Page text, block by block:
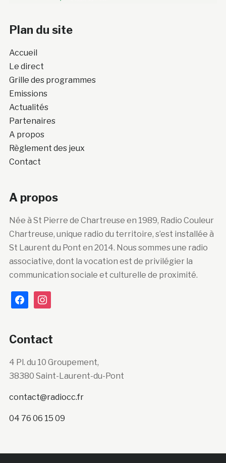
Plan du site
Accueil
Le direct
Grille des programmes
Emissions
Actualités
Partenaires
A propos
Règlement des jeux
Contact
A propos
Née à St Pierre de Chartreuse en 1989, Radio Couleur
Chartreuse, unique radio du territoire, s’est installée à
St Laurent du Pont en 2014. Nous sommes une radio
associative, dont la vocation est de privilégier la
communication sociale et culturelle de proximité.
facebookinstagram
Contact
4 Pl. du 10 Groupement,
38380 Saint-Laurent-du-Pont
contact@radiocc.fr
04 76 06 15 09